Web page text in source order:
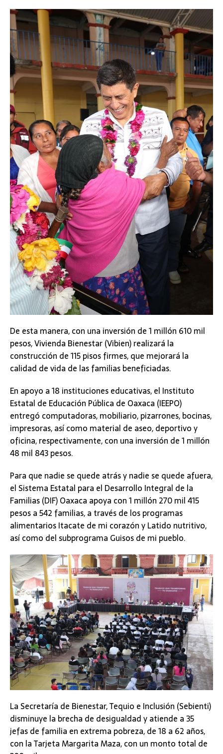
De esta manera, con una inversión de 1 millón 610 mil
pesos, Vivienda Bienestar (Vibien) realizará la
construcción de 115 pisos firmes, que mejorará la
calidad de vida de las familias beneficiadas.
En apoyo a 18 instituciones educativas, el Instituto
Estatal de Educación Pública de Oaxaca (IEEPO)
entregó computadoras, mobiliario, pizarrones, bocinas,
impresoras, así como material de aseo, deportivo y
oficina, respectivamente, con una inversión de 1 millón
48 mil 843 pesos.
Para que nadie se quede atrás y nadie se quede afuera,
el Sistema Estatal para el Desarrollo Integral de la
Familias (DIF) Oaxaca apoya con 1 millón 270 mil 415
pesos a 542 familias, a través de los programas
alimentarios Itacate de mi corazón y Latido nutritivo,
así como del subprograma Guisos de mi pueblo.
La Secretaría de Bienestar, Tequio e Inclusión (Sebienti)
disminuye la brecha de desigualdad y atiende a 35
jefas de familia en extrema pobreza, de 18 a 62 años,
con la Tarjeta Margarita Maza, con un monto total de